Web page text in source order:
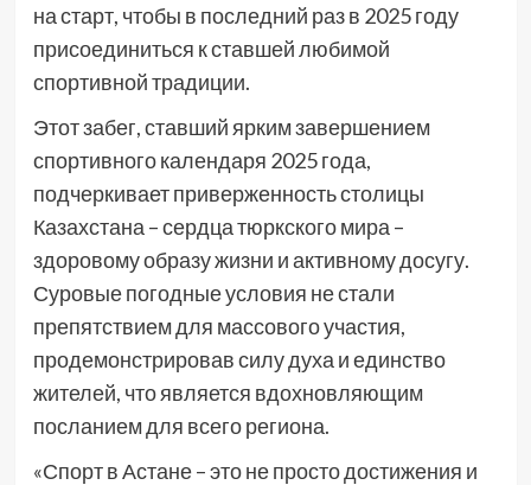
на старт, чтобы в последний раз в 2025 году
присоединиться к ставшей любимой
спортивной традиции.
Этот забег, ставший ярким завершением
спортивного календаря 2025 года,
подчеркивает приверженность столицы
Казахстана – сердца тюркского мира –
здоровому образу жизни и активному досугу.
Суровые погодные условия не стали
препятствием для массового участия,
продемонстрировав силу духа и единство
жителей, что является вдохновляющим
посланием для всего региона.
«Спорт в Астане – это не просто достижения и